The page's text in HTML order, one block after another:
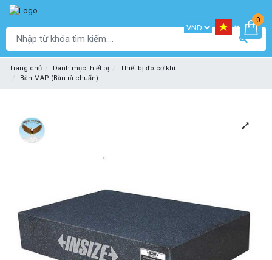
0
Trang chủ Danh mục thiết bị
Thiết bị đo cơ khí
Bàn MAP (Bàn rà chuẩn)